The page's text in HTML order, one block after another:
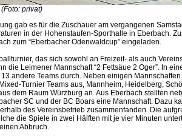
privat)
gab es für die Zuschauer am vergangenen
in der Hohenstaufen-Sporthalle in Eberbach.
zum “Eberbacher Odenwaldcup” eingeladen.
das sich sowohl an Freizeit- als auch
die Leimener Mannschaft “2 Fettsäue 2 Oger”. In
andere Teams durch. Neben einigen
Turnier Teams aus, Mannheim, Heidelberg,
dem Raum Würzburg an. Aus Eberbach stellten
SC und der BC Boars eine Mannschaft. Dazu
des Vereinsbetrieb zusammenfanden. Die
die Spiele in zwei Hälften mit je vier Minuten
Abbruch.